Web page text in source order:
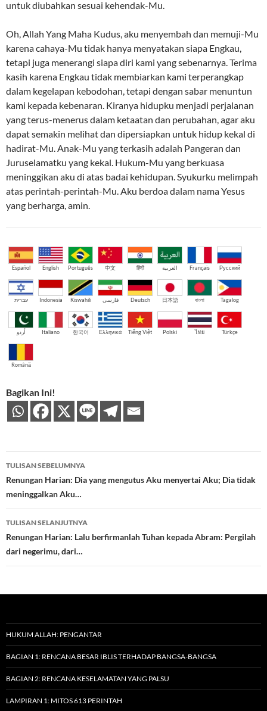
untuk diubahkan sesuai kehendak-Mu.
Oh, Allah Yang Maha Kudus, aku menyembah dan memuji-Mu
karena cahaya-Mu tidak hanya menyatakan siapa Engkau,
tetapi juga menerangi siapa diri kami yang sebenarnya. Terima
kasih karena Engkau tidak membiarkan kami terperangkap
dalam kegelapan kebodohan, tetapi dengan sabar menuntun
kami kepada kebenaran. Kiranya hidupku menjadi perjalanan
yang terus-menerus dalam ketaatan dan perubahan, agar aku
dapat semakin melihat dan dipersiapkan untuk hidup kekal di
hadirat-Mu. Anak-Mu yang terkasih adalah Pangeran dan
Juruselamatku yang kekal. Hukum-Mu yang berkuasa
meninggikan aku di atas badai kehidupan. Syukurku melimpah
atas perintah-perintah-Mu. Aku berdoa dalam nama Yesus
yang berharga, amin.
Español English Português 中文 हिंदी العربية Français Русский
עברית Indonesia Kiswahili فارسی Deutsch 日本語 বাংলা Tagalog
اُردو Italiano 한국어 Ελληνικά Tiếng Việt Polski ไทย Türkçe
Română
Bagikan Ini!
Navigasi
Tulisan
TULISAN SEBELUMNYA
Renungan Harian: Dia yang mengutus Aku menyertai Aku; Dia tidak
meninggalkan Aku…
TULISAN SELANJUTNYA
Renungan Harian: Lalu berfirmanlah Tuhan kepada Abram: Pergilah
dari negerimu, dari…
HUKUM ALLAH: PENGANTAR
BAGIAN 1: RENCANA BESAR IBLIS TERHADAP BANGSA-BANGSA
BAGIAN 2: RENCANA KESELAMATAN YANG PALSU
LAMPIRAN 1: MITOS 613 PERINTAH